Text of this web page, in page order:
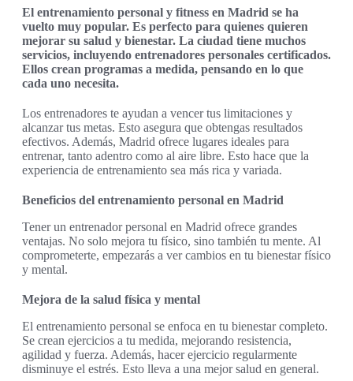
El entrenamiento personal y fitness en Madrid se ha
vuelto muy popular. Es perfecto para quienes quieren
mejorar su salud y bienestar. La ciudad tiene muchos
servicios, incluyendo entrenadores personales certificados.
Ellos crean programas a medida, pensando en lo que
cada uno necesita.
Los entrenadores te ayudan a vencer tus limitaciones y
alcanzar tus metas. Esto asegura que obtengas resultados
efectivos. Además, Madrid ofrece lugares ideales para
entrenar, tanto adentro como al aire libre. Esto hace que la
experiencia de entrenamiento sea más rica y variada.
Beneficios del entrenamiento personal en Madrid
Tener un entrenador personal en Madrid ofrece grandes
ventajas. No solo mejora tu físico, sino también tu mente. Al
comprometerte, empezarás a ver cambios en tu bienestar físico
y mental.
Mejora de la salud física y mental
El entrenamiento personal se enfoca en tu bienestar completo.
Se crean ejercicios a tu medida, mejorando resistencia,
agilidad y fuerza. Además, hacer ejercicio regularmente
disminuye el estrés. Esto lleva a una mejor salud en general.